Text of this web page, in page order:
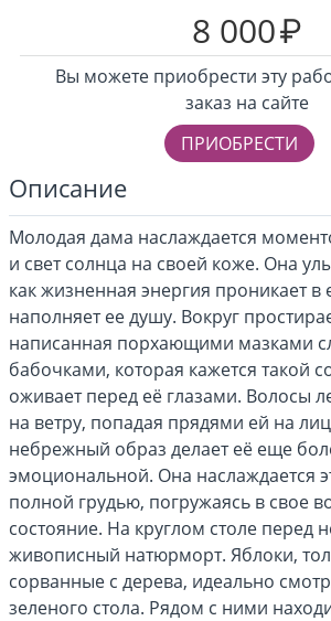
8 000₽
Вы можете приобрести эту
заказ на сайте
ПРИОБРЕСТИ
Описание
Молодая дама наслаждается
и свет солнца на своей коже. Она
как жизненная энергия проникает в
наполняет ее душу. Вокруг
написанная порхающими мазками
бабочками, которая кажется такой
оживает перед её глазами. Волосы
на ветру, попадая прядями ей на
небрежный образ делает её еще
эмоциональной. Она наслаждается
полной грудью, погружаясь в свое
состояние. На круглом столе перед
живописный натюрморт. Яблоки,
сорванные с дерева, идеально
зеленого стола. Рядом с ними